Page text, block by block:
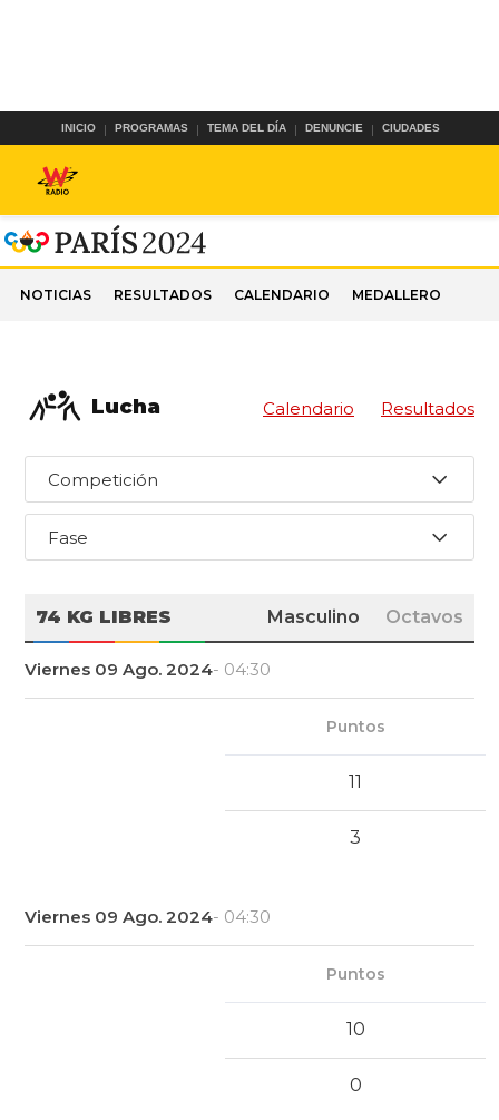
INICIO PROGRAMAS TEMA DEL DÍA DENUNCIE CIUDADES
NOTICIAS RESULTADOS CALENDARIO MEDALLERO
Lucha Calendario Resultados
Competición
Fase
74 KG LIBRES Masculino Octavos
Viernes 09 Ago. 2024- 04:30
Puntos
11
3
Viernes 09 Ago. 2024- 04:30
Puntos
10
0